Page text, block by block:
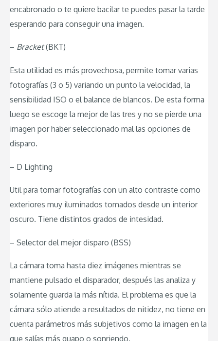
encabronado o te quiere bacilar te puedes pasar la tarde
esperando para conseguir una imagen.
– Bracket(BKT)
Esta utilidad es más provechosa, permite tomar varias
fotografías (3 o 5) variando un punto la velocidad, la
sensibilidad ISO o el balance de blancos. De esta forma
luego se escoge la mejor de las tres y no se pierde una
imagen por haber seleccionado mal las opciones de
disparo.
– D Lighting
Util para tomar fotografías con un alto contraste como
exteriores muy iluminados tomados desde un interior
oscuro. Tiene distintos grados de intesidad.
– Selector del mejor disparo (BSS)
La cámara toma hasta diez imágenes mientras se
mantiene pulsado el disparador, después las analiza y
solamente guarda la más nítida. El problema es que la
cámara sólo atiende a resultados de nitidez, no tiene en
cuenta parámetros más subjetivos como la imagen en la
que salías más guapo o sonriendo.